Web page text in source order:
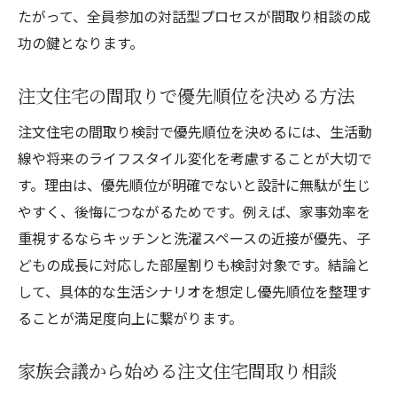
たがって、全員参加の対話型プロセスが間取り相談の成
功の鍵となります。
注文住宅の間取りで優先順位を決める方法
注文住宅の間取り検討で優先順位を決めるには、生活動
線や将来のライフスタイル変化を考慮することが大切で
す。理由は、優先順位が明確でないと設計に無駄が生じ
やすく、後悔につながるためです。例えば、家事効率を
重視するならキッチンと洗濯スペースの近接が優先、子
どもの成長に対応した部屋割りも検討対象です。結論と
して、具体的な生活シナリオを想定し優先順位を整理す
ることが満足度向上に繋がります。
家族会議から始める注文住宅間取り相談